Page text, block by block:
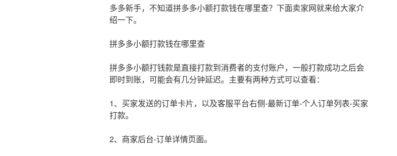
多多新手，不知道拼多多小额打款钱在哪里查？下面卖家网就来给大家介
绍一下。
拼多多小额打款钱在哪里查
拼多多小额打钱款是直接打款到消费者的支付账户，一般打款成功之后会
即时到账，可能会有几分钟延迟。主要有两种方式可以查看：
1、买家发送的订单卡片，以及客服平台右侧-最新订单-个人订单列表-买家
打款。
2、商家后台-订单详情页面。